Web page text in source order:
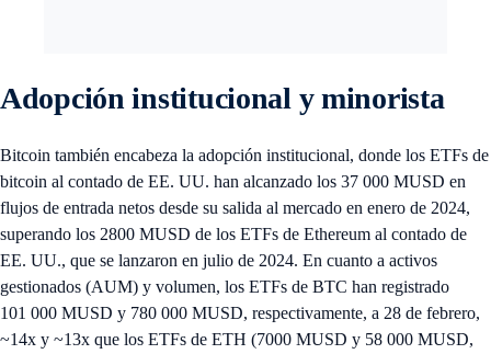
Adopción institucional y minorista
Bitcoin también encabeza la adopción institucional, donde los ETFs de
bitcoin al contado de EE. UU. han alcanzado los 37 000 MUSD en
flujos de entrada netos desde su salida al mercado en enero de 2024,
superando los 2800 MUSD de los ETFs de Ethereum al contado de
EE. UU., que se lanzaron en julio de 2024. En cuanto a activos
gestionados (AUM) y volumen, los ETFs de BTC han registrado
101 000 MUSD y 780 000 MUSD, respectivamente, a 28 de febrero,
~14x y ~13x que los ETFs de ETH (7000 MUSD y 58 000 MUSD,